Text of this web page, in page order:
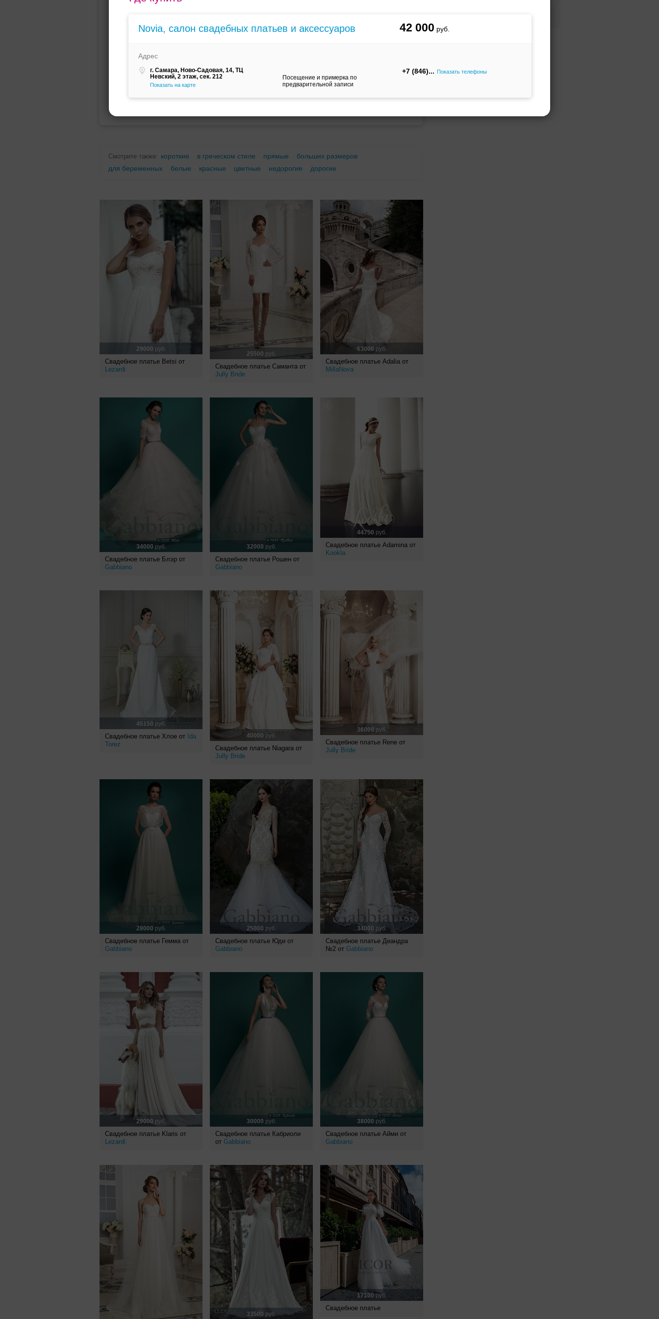
Novia, салон свадебных платьев и аксессуаров 42 000
Адрес
г. Самара, Ново-Садовая, 14, ТЦ
Невский, 2 этаж, сек. 212
Показать на карте
Посещение и примерка по
предварительной записи
+7 (846) Показать телефоны
Смотрите также: короткие в греческом стиле прямые
больших размеров
для беременных
белые красные цветные недорогие дорогие
29000 руб.
Свадебное платье Betsi от
Lezardi
25500 руб.
Свадебное платье Саманта от
Jully Bride
63000 руб.
Свадебное платье Adalia от
MillaNova
34000 руб.
Свадебное платье Блэр от
Gabbiano
32000 руб.
Свадебное платье Рошен от
Gabbiano
44750 руб.
Свадебное платье Adamina от
Kookla
45150 руб.
Свадебное платье Хлое от Ida
Torez
40000 руб.
Свадебное платье Niagara от
Jully Bride
36000 руб.
Свадебное платье Rene от
Jully Bride
28000 руб.
Свадебное платье Гемма от
Gabbiano
25000 руб.
Свадебное платье Юди от
Gabbiano
34000 руб.
Свадебное платье Деандра
№2 от Gabbiano
29000 руб.
Свадебное платье Klaris от
Lezardi
30000 руб.
Свадебное платье Кабриоли
от Gabbiano
38000 руб.
Свадебное платье Айми от
Gabbiano
33500 руб.
17100 руб.
Свадебное платье